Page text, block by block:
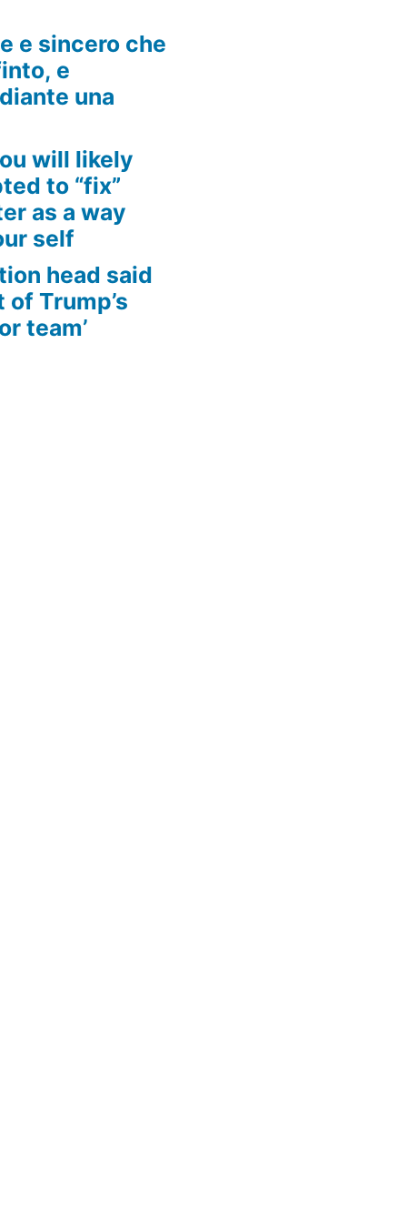
e sincero che
e
una
will likely
to “fix”
as a way
self
head said
Trump’s
team’